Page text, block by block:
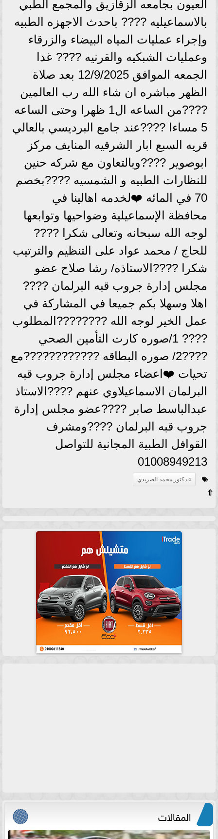
العيون بجامعه الزقازيق والمجمع الطبي
بالاسماعيليه ???? باحدث الاجهزه الطبيه
وإجراء عمليات المياه البيضاء والزرقاء
وعمليات الشبكيه والقرنيه ???? غدا
الجمعه الموافق 12/9/2025 بعد صلاة
الظهر مباشره ان شاء الله رب العالمين
????من الساعه ال1 ظهرا وحتى الساعه
5 مساءا ????عند جامع البرديسي بالعالي
قريه السبع ابار الشرقيه المنايف مركز
ابوصوير ????وبالتعاون مع شركه حنين
للنظارات الطبيه و الشمسيه ????بخصم
70 في المائه ❤️لخدمه اهالينا في
محافظة الإسماعيلية وضواحيها وتوابعها
لوجه الله سبحانه وتعالى شكرا ????
للحاج / محمد عواد على التنظيم والترتيب
شكرا ????الاستاذه/ رشا صلاح عضو
مجلس إدارة جروب قبه البرلمان ????
اهلا وسهلا بكم جميعا في المشاركة في
عمل الخير لوجه الله ????????المطلوب
???? 1/صوره كارت التأمين الصحي
????2/ صوره البطاقه ????????????مع
تحيات ❤️اعضاء مجلس إدارة جروب قبه
البرلمان الاسماعيلاوي عنهم ????الاستاذ
عبدالباسط صابر ????عضو مجلس إدارة
جروب قبه البرلمان ????ومشرف
القوافل الطبية المجانية للتواصل
01008949213
دكتور محمد الصريدي
⇧
المقالات